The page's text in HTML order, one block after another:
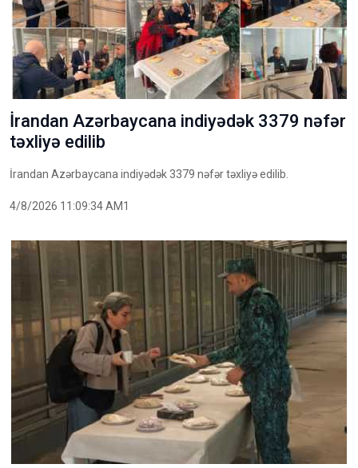
İrandan Azərbaycana indiyədək 3379 nəfər
təxliyə edilib
İrandan Azərbaycana indiyədək 3379 nəfər təxliyə edilib.
4/8/2026 11:09:34 AM1